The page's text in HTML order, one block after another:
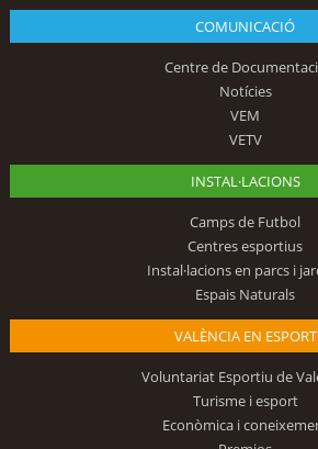
COMUNICACIÓ
Centre de
Notícies
VEM
VETV
INSTAL·LACIONS
Camps de Futbol
Centres esportius
Instal·lacions en parcs i
Espais Naturals
VALÈNCIA EN ESPORT
Voluntariat Esportiu de
Turisme i esport
Econòmica i